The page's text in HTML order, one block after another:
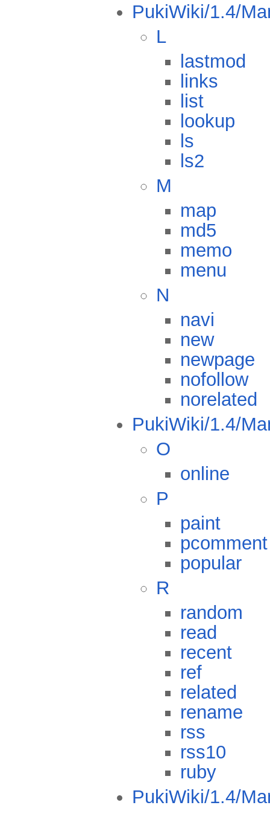
PukiWiki/1.4/
L
lastmod
links
list
lookup
ls
ls2
M
map
md5
memo
menu
N
navi
new
newpage
nofollow
norelated
PukiWiki/1.4/
O
online
P
paint
pcomment
popular
R
random
read
recent
ref
related
rename
rss
rss10
ruby
PukiWiki/1.4/